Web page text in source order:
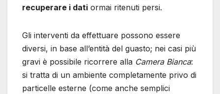
recuperare i dati ormai ritenuti persi.
Gli interventi da effettuare possono essere
diversi, in base all’entità del guasto; nei casi più
gravi è possibile ricorrere alla Camera Bianca:
si tratta di un ambiente completamente privo di
particelle esterne (come anche semplici